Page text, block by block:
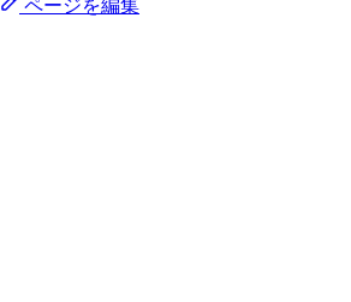
ページを編集